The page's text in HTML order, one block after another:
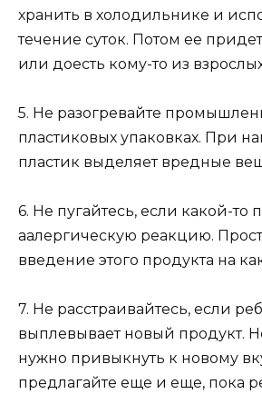
хранить в холодильнике и
течение суток. Потом ее
или доесть кому-то из
5. Не разогревайте
пластиковых упаковках. При
пластик выделяет вредные
6. Не пугайтесь, если какой-то
аалергическую реакцию.
введение этого продукта на
7. Не расстраивайтесь, если
выплевывает новый продукт.
нужно привыкнуть к новому
предлагайте еще и еще, пока